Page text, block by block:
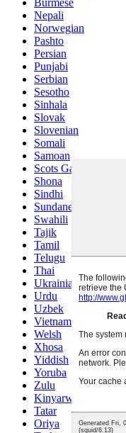
Nepali
Norwegian
Pashto
Persian
Punjabi
Serbian
Sesotho
Sinhala
Slovak
Slovenian
Somali
Samoan
Scots Gaelic
Shona
Sindhi
Sundanese
Swahili
Tajik
Tamil
Telugu
Thai
Ukrainian
Urdu
Uzbek
Vietnamese
Welsh
Xhosa
Yiddish
Yoruba
Zulu
Kinyarwanda
Tatar
Oriya